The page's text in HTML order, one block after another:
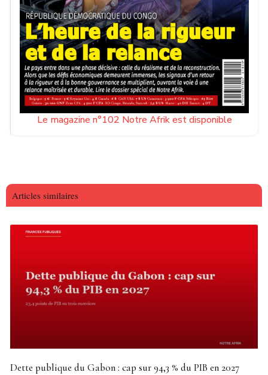
Le magazine n°102 Notre Afrik est disponible
Articles similaires
Dette publique du Gabon : cap sur 94,3 % du PIB en 2027